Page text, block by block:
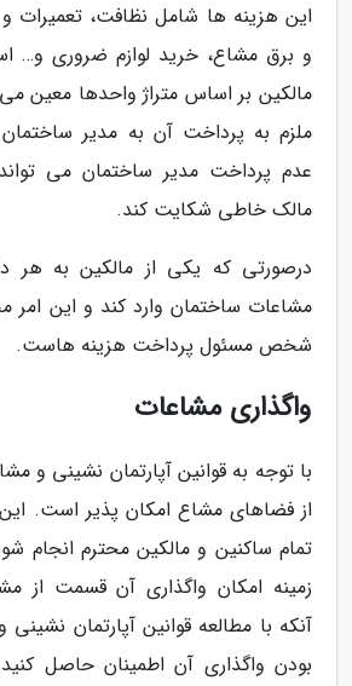
این هزینه ها شامل نظافت، تعمیرات
و برق مشاع، خرید لوازم ضروری
مالکین بر اساس متراژ واحدها معین
ملزم به پرداخت آن به مدیر
عدم پرداخت مدیر ساختمان می
مالک خاطی شکایت کند.
درصورتی که یکی از مالکین به هر
مشاعات ساختمان وارد کند و این امر
شخص مسئول پرداخت هزینه هاست.
واگذاری مشاعات
با توجه به قوانین آپارتمان نشینی و
از فضاهای مشاع امکان پذیر است. این
تمام ساکنین و مالکین محترم انجام
زمینه امکان واگذاری آن قسمت
آنکه با مطالعه قوانین آپارتمان
بودن واگذاری آن اطمینان حاصل